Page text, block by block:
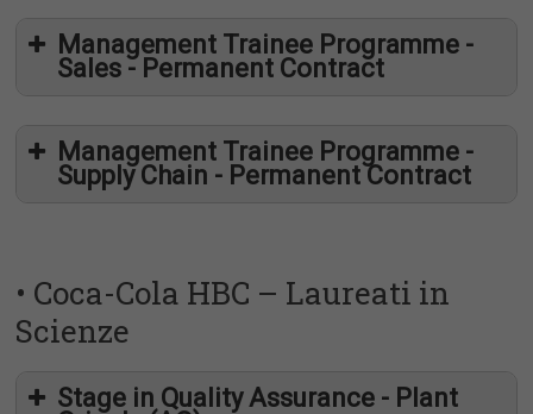
Management Trainee Programme -
Sales - Permanent Contract
Management Trainee Programme -
Supply Chain - Permanent Contract
• Coca-Cola HBC – Laureati in
Scienze
Stage in Quality Assurance - Plant